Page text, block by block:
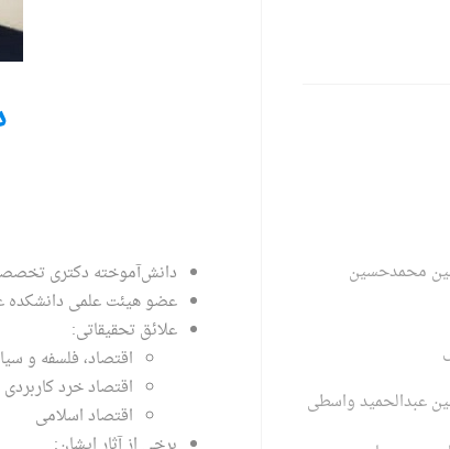
دانش‌آموخته دکتری
عضو هیئت علمی دانشکده
علائق تحقیقاتی:
اقتصاد، فلسفه و
اقتصاد خرد کاربردی
اقتصاد اسلامی
محمدحسین
عبدالحمید واسطی